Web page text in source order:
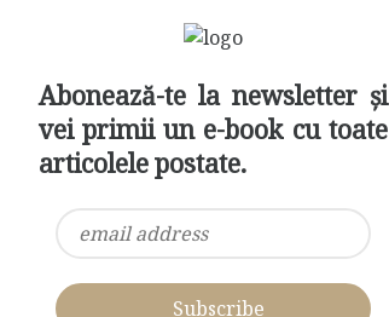
Abonează-te la newsletter și
vei primii un e-book cu toate
articolele postate.